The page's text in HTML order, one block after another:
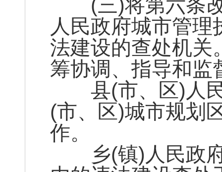
(三)将第六条改
人民政府城市管
法建设的查处机关
筹协调、指导和监
县(市、区)人民
(市、区)城市规划
作。
乡(镇)人民政府